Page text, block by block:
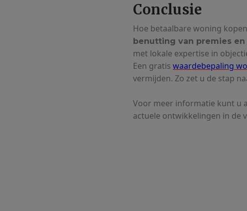
Conclusie
Hoe betaalbare woning
benutting van premies
met lokale expertise in
Een gratis waardebepaling
vermijden. Zo zet u de stap
Voor meer informatie kunt u
actuele ontwikkelingen in de